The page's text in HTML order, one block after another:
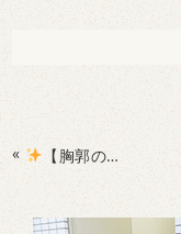
« 【胸郭の動き Before → After】腰痛の原因は“腰”ではなく“胸”でした